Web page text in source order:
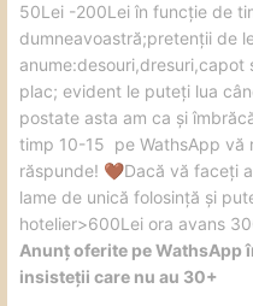
50Lei -200Lei în funcție de
dumneavoastră;pretenții de
plac; evident le puteți lua
postate asta am ca și
timp 10-15 pe WathsApp vă
răspunde! 🤎Dacă vă faceți
lame de unică folosință și
hotelier>600Lei ora avans
Anunț oferite pe WathsApp
insisteții care nu au 30+